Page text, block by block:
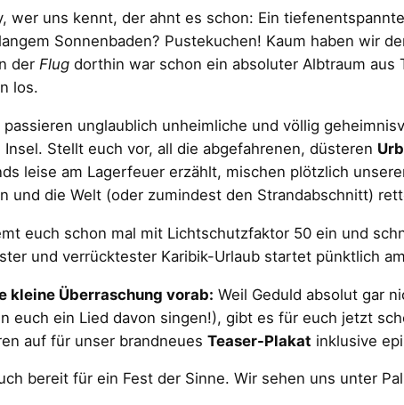
wer uns kennt, der ahnt es schon: Ein
Sonnenbaden? Pustekuchen! Kaum haben wir
der Flugdorthin war schon ein absoluter Albtraum aus
los.
passieren unglaublich unheimliche und völlig
Insel. Stellt euch vor, all die abgefahrenen, düsteren
leise am Lagerfeuer erzählt, mischen plötzlich
und die Welt (oder zumindest den Strandabschnitt)
euch schon mal mit Lichtschutzfaktor 50 ein und
und verrücktester Karibik-Urlaub startet pünktlich am
kleine Überraschung vorab: Weil Geduld absolut gar
euch ein Lied davon singen!), gibt es für euch jetzt
auf für unser brandneues Teaser-Plakat inklusive
bereit für ein Fest der Sinne. Wir sehen uns unter